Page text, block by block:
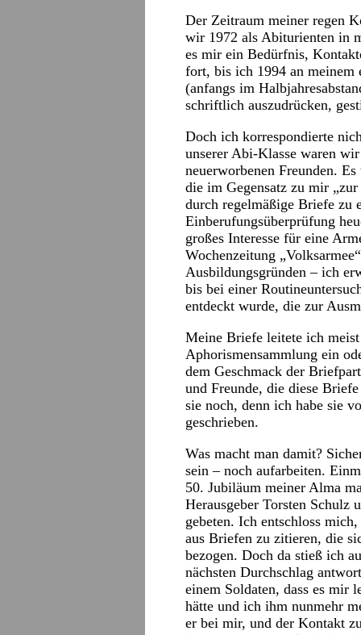
Der Zeitraum meiner regen
wir 1972 als Abiturienten in
es mir ein Bedürfnis,
fort, bis ich 1994 an meinem
(anfangs im
schriftlich auszudrücken,
Doch ich korrespondierte
unserer Abi-Klasse waren
neuerworbenen Freunden.
die im Gegensatz zu mir
durch regelmäßige Briefe zu
Einberufungsüberprüfung
großes Interesse für eine
Wochenzeitung
Ausbildungsgründen – ich
bis bei einer
entdeckt wurde, die zur
Meine Briefe leitete ich
Aphorismensammlung ein
dem Geschmack der
und Freunde, die diese
sie noch, denn ich habe sie
geschrieben.
Was macht man damit?
sein – noch aufarbeiten.
50. Jubiläum meiner Alma
Herausgeber Torsten Schulz
gebeten. Ich entschloss
aus Briefen zu zitieren, die
bezogen. Doch da stieß ich
nächsten Durchschlag
einem Soldaten, dass es mir
hätte und ich ihm nunmehr
er bei mir, und der Kontakt